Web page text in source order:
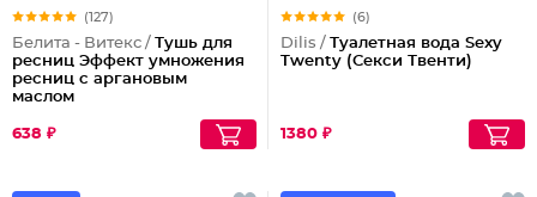
(127)
Белита - Витекс / Тушь для
ресниц Эффект умножения
ресниц с аргановым
маслом
638 ₽
(6)
Dilis / Туалетная вода Sexy
Twenty (Секси Твенти)
1380 ₽